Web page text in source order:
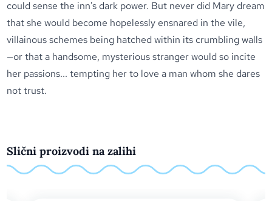
could sense the inn's dark power. But never did Mary dream
that she would become hopelessly ensnared in the vile,
villainous schemes being hatched within its crumbling walls
—or that a handsome, mysterious stranger would so incite
her passions... tempting her to love a man whom she dares
not trust.
Slični proizvodi na zalihi